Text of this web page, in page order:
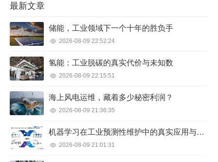
条件，被预留为“智能网联车专用车道”，未来将支持
全路段...
最新文章
储能，工业领域下一个十年的胜负手
2026-08-09 22:52:24
氢能：工业脱碳的真实代价与未知数
2026-08-09 22:15:51
海上风电运维，藏着多少秘密利润？
2026-08-09 21:36:35
机器学习在工业预测性维护中的真实应用与反思
2026-08-09 21:01:31